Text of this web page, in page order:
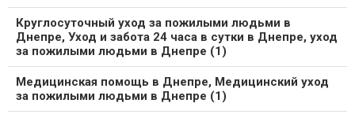
Круглосуточный уход за пожилыми людьми в
Днепре, Уход и забота 24 часа в сутки в Днепре, уход
за пожилыми людьми в Днепре (1)
Медицинская помощь в Днепре, Медицинский уход
за пожилыми людьми в Днепре (1)